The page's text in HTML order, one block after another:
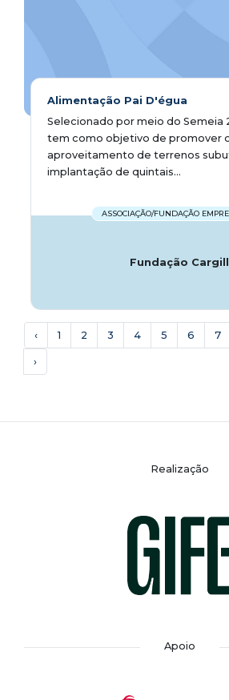
Alimentação Pai D'égua
Selecionado por meio do Semeia
tem como objetivo de promover
aproveitamento de terrenos
implantação de quintais...
ASSOCIAÇÃO/FUNDAÇÃO
Fundação Cargill
‹ 1 2 3 4 5 6 7
›
Realização
Apoio